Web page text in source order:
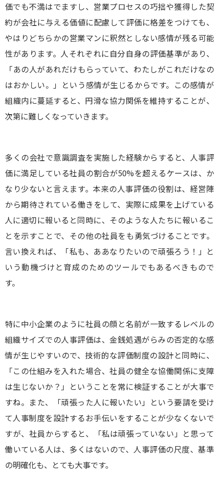
価でも不満はでますし、営業プロセスの巧拙や獲得した契
約が会社に与える価値に配慮して評価に格差をつけても、
やはりどちらかの営業マンに釈然としない感情が残る可能
性があります。人それぞれに自分自身の評価基準があり、
「あの人があれだけもらっていて、わたしがこれだけなの
はおかしい。」という感情が生じるからです。この感情が
組織内に蔓延すると、円滑な協力関係を維持することが、
次第に難しくなっていきます。
多くの会社で意識調査を実施した経験からすると、人事評
価に満足している社員の割合が50%を超えるケースは、か
なり少ないと言えます。本来の人事評価の役割は、経営陣
から期待されている働きをして、実際に成果を上げている
人に適切に報いると同時に、そのような人たちに報いるこ
とを示すことで、その他の社員をも勇気づけることです。
言い換えれば、「私も、ああなりたいので頑張ろう！」と
いう動機づけと育成のためのツールでもあるべきもので
す。
特に中小企業のように社員の顔と名前が一致するレベルの
組織サイズでの人事評価は、金銭処遇がらみの否定的な感
情が生じやすいので、技術的な評価制度の設計と同時に、
「この仕組みを入れた場合、社員の健全な協働関係に支障
は生じないか？」ということを常に検証することが大事で
すね。また、「頑張った人に報いたい」という要請を受け
て人事制度を設計するお手伝いをすることが少なくないで
すが、社員からすると、「私は頑張っていない」と思って
働いている人は、多くはないので、人事評価の尺度、基準
の明確化も、とても大事です。